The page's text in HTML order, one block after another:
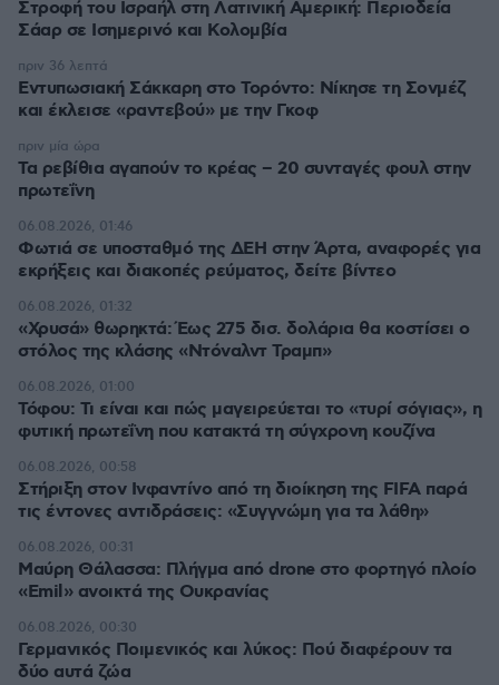
Στροφή του Ισραήλ στη Λατινική Αμερική: Περιοδεία
Σάαρ σε Ισημερινό και Κολομβία
Εντυπωσιακή Σάκκαρη στο Τορόντο: Νίκησε τη Σονμέζ
και έκλεισε «ραντεβού» με την Γκοφ
πριν 36 λεπτά
Τα ρεβίθια αγαπούν το κρέας – 20 συνταγές φουλ στην
πρωτεΐνη
πριν μία ώρα
Φωτιά σε υποσταθμό της ΔΕΗ στην Άρτα, αναφορές για
εκρήξεις και διακοπές ρεύματος, δείτε βίντεο
06.08.2026, 01:46
«Χρυσά» θωρηκτά: Έως 275 δισ. δολάρια θα κοστίσει ο
στόλος της κλάσης «Ντόναλντ Τραμπ»
06.08.2026, 01:32
Τόφου: Τι είναι και πώς μαγειρεύεται το «τυρί σόγιας», η
φυτική πρωτεΐνη που κατακτά τη σύγχρονη κουζίνα
06.08.2026, 01:00
Στήριξη στον Ινφαντίνο από τη διοίκηση της FIFA παρά
τις έντονες αντιδράσεις: «Συγγνώμη για τα λάθη»
06.08.2026, 00:58
Μαύρη Θάλασσα: Πλήγμα από drone στο φορτηγό πλοίο
«Emil» ανοικτά της Ουκρανίας
06.08.2026, 00:31
Γερμανικός Ποιμενικός και λύκος: Πού διαφέρουν τα
δύο αυτά ζώα
06.08.2026, 00:30